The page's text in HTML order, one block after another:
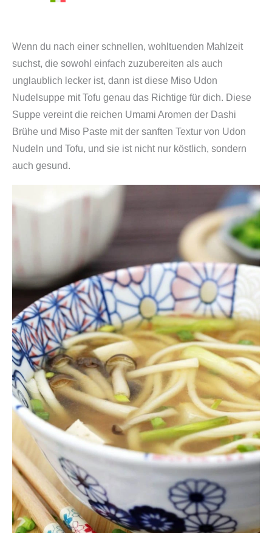
Wenn du nach einer schnellen, wohltuenden Mahlzeit
suchst, die sowohl einfach zuzubereiten als auch
unglaublich lecker ist, dann ist diese Miso Udon
Nudelsuppe mit Tofu genau das Richtige für dich. Diese
Suppe vereint die reichen Umami Aromen der Dashi
Brühe und Miso Paste mit der sanften Textur von Udon
Nudeln und Tofu, und sie ist nicht nur köstlich, sondern
auch gesund.